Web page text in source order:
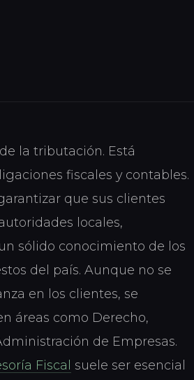
la tributación. Está
fiscales y contables.
que sus clientes
locales,
sólido conocimiento de los
del país. Aunque no se
en los clientes, se
áreas como Derecho,
de Empresas.
Fiscal suele ser esencial